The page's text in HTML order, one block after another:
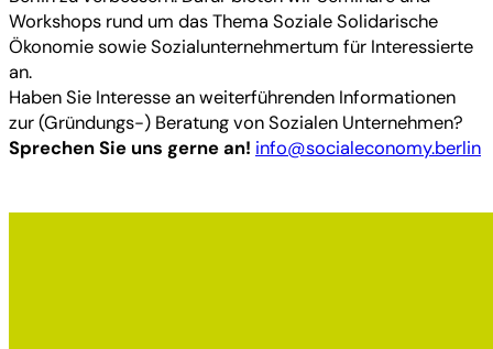
Workshops rund um das Thema Soziale Solidarische
Ökonomie sowie Sozialunternehmertum für Interessierte
an.
Haben Sie Interesse an weiterführenden Informationen
zur (Gründungs-) Beratung von Sozialen Unternehmen?
Sprechen Sie uns gerne an! info@socialeconomy.berlin